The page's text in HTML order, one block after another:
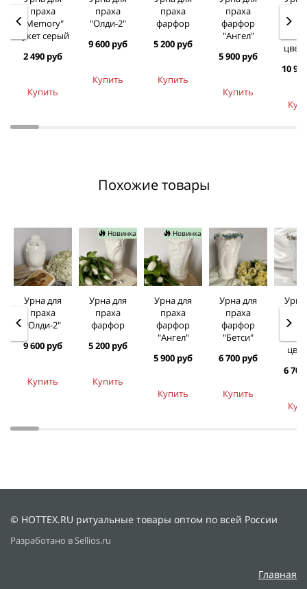
праха
"Memory"
букет серый
2 490 руб
Купить
праха
"Олди-2"
9 600 руб
Купить
праха
фарфор
5 200 руб
Купить
праха
фарфор
"Ангел"
5 900 руб
Купить
10
Похожие товары
Урна для
праха
"Олди-2"
9 600 руб
Купить
Новинка
Урна для
праха
фарфор
5 200 руб
Купить
Новинка
Урна для
праха
фарфор
"Ангел"
5 900 руб
Купить
Урна для
праха
фарфор
"Бетси"
6 700 руб
Купить
Урна
6
© HOTTEX.RU ритуальные товары оптом по всей России
Разработано в Sellios.ru
Главная